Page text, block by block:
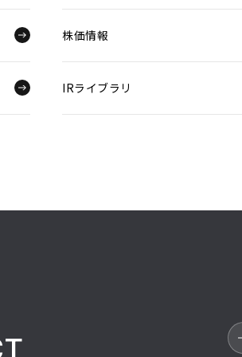
株価情報
IRライブラリ